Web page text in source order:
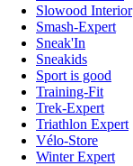
Slowood Interior
Smash-Expert
Sneak'In
Sneakids
Sport is good
Training-Fit
Trek-Expert
Triathlon Expert
Vélo-Store
Winter Expert